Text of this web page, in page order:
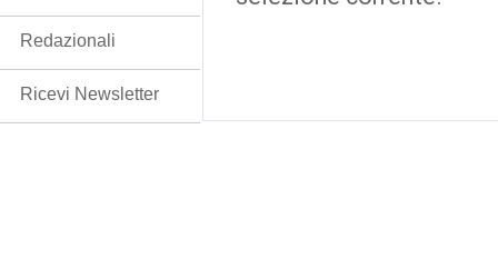
Redazionali
Ricevi Newsletter